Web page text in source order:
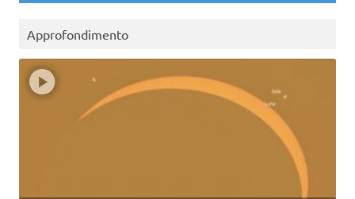
Approfondimento